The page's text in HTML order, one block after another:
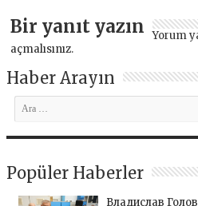
Bir yanıt yazın Yorum
açmalısınız.
Haber Arayın
Popüler Haberler
Владислав